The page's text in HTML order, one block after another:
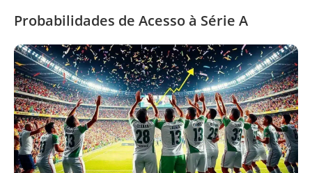
Probabilidades de Acesso à Série A